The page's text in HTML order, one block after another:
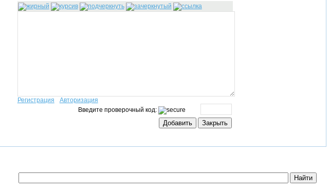
Регистрация
Авторизация
Введите проверочный код: